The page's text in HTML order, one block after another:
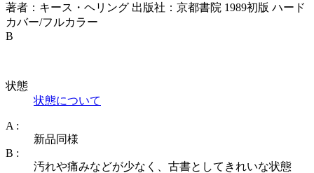
著者：キース・ヘリング 出版社：京都書院 1989初版 ハード
カバー/フルカラー
B
状態
状態について
A :
新品同様
B :
汚れや痛みなどが少なく、古書としてきれいな状態